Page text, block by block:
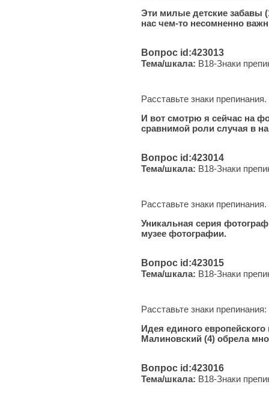
Эти милые детские забавы
нас чем-то несомненно
Вопрос id:423013
Тема/шкала: B18-Знаки
Расставьте знаки
И вот смотрю я сейчас на
сравнимой роли случая в
Вопрос id:423014
Тема/шкала: B18-Знаки
Расставьте знаки
Уникальная серия
музее фотографии.
Вопрос id:423015
Тема/шкала: B18-Знаки
Расставьте знаки
Идея единого
Малиновский (4) обрела
Вопрос id:423016
Тема/шкала: B18-Знаки